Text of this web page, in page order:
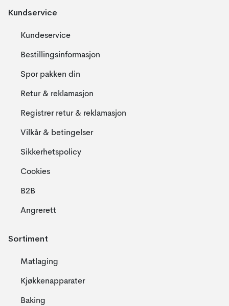
Kundservice
Kundeservice
Bestillingsinformasjon
Spor pakken din
Retur & reklamasjon
Registrer retur & reklamasjon
Vilkår & betingelser
Sikkerhetspolicy
Cookies
B2B
Angrerett
Sortiment
Matlaging
Kjøkkenapparater
Baking